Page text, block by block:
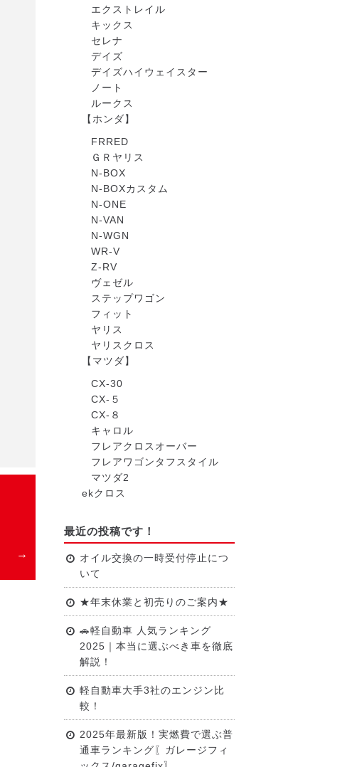
エクストレイル
キックス
セレナ
デイズ
デイズハイウェイスター
ノート
ルークス
【ホンダ】
FRRED
ＧＲヤリス
N-BOX
N-BOXカスタム
N-ONE
N-VAN
N-WGN
WR-V
Z-RV
ヴェゼル
ステップワゴン
フィット
ヤリス
ヤリスクロス
【マツダ】
CX-30
CX-５
CX-８
キャロル
フレアクロスオーバー
フレアワゴンタフスタイル
マツダ2
ekクロス
最近の投稿です！
オイル交換の一時受付停止につ
いて
★年末休業と初売りのご案内★
🚗軽自動車 人気ランキング
2025｜本当に選ぶべき車を徹底
解説！
軽自動車大手3社のエンジン比
較！
2025年最新版！実燃費で選ぶ普
通車ランキング〖ガレージフィ